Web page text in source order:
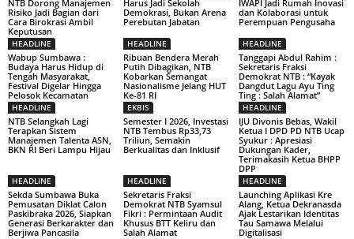
NTB Dorong Manajemen
Risiko Jadi Bagian dari
Cara Birokrasi Ambil
Keputusan
Harus Jadi Sekolah
Demokrasi, Bukan Arena
Perebutan Jabatan
IWAPI Jadi Rumah Inovasi
dan Kolaborasi untuk
Perempuan Pengusaha
HEADLINE
Wabup Sumbawa :
Budaya Harus Hidup di
Tengah Masyarakat,
Festival Digelar Hingga
Pelosok Kecamatan
HEADLINE
Ribuan Bendera Merah
Putih Dibagikan, NTB
Kobarkan Semangat
Nasionalisme Jelang HUT
Ke-81 RI
HEADLINE
Tanggapi Abdul Rahim :
Sekretaris Fraksi
Demokrat NTB : “Kayak
Dangdut Lagu Ayu Ting
Ting : Salah Alamat”
HEADLINE
NTB Selangkah Lagi
Terapkan Sistem
Manajemen Talenta ASN,
BKN RI Beri Lampu Hijau
EKBIS
Semester I 2026, Investasi
NTB Tembus Rp33,73
Triliun, Semakin
Berkualitas dan Inklusif
HEADLINE
IJU Divonis Bebas, Wakil
Ketua I DPD PD NTB Ucap
Syukur : Apresiasi
Dukungan Kader,
Terimakasih Ketua BHPP
DPP
HEADLINE
Sekda Sumbawa Buka
Pemusatan Diklat Calon
Paskibraka 2026, Siapkan
Generasi Berkarakter dan
Berjiwa Pancasila
HEADLINE
Sekretaris Fraksi
Demokrat NTB Syamsul
Fikri : Permintaan Audit
Khusus BTT Keliru dan
Salah Alamat
HEADLINE
Launching Aplikasi Kre
Alang, Ketua Dekranasda
Ajak Lestarikan Identitas
Tau Samawa Melalui
Digitalisasi